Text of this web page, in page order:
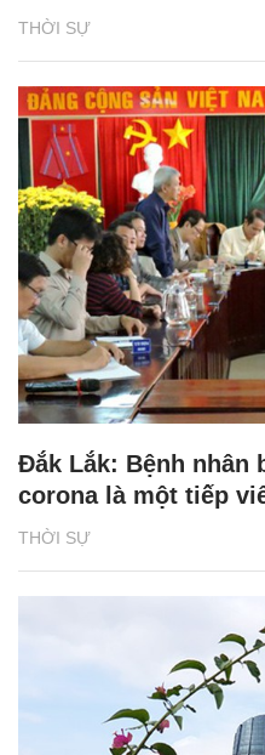
THỜI SỰ
THỜI SỰ
Đắk Lắk: Bệnh nhân
corona là một tiếp